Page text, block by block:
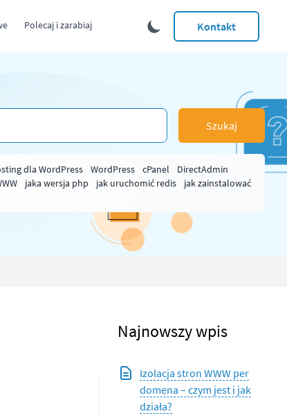
Polecaj i zarabiaj Kontakt
Szukaj
dla WordPress WordPress cPanel
DirectAdmin
jaka wersja php jak uruchomić redis
jak zainstalować
Najnowszy wpis
Izolacja stron WWW per
domena – czym jest i jak
działa?